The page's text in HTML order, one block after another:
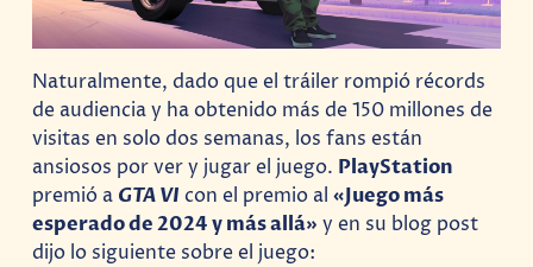
Naturalmente, dado que el tráiler rompió récords
de audiencia y ha obtenido más de 150 millones de
visitas en solo dos semanas, los fans están
ansiosos por ver y jugar el juego. PlayStation
premió a GTA VI con el premio al«Juego más
esperado de 2024 y más allá» y en su blog post
dijo lo siguiente sobre el juego: